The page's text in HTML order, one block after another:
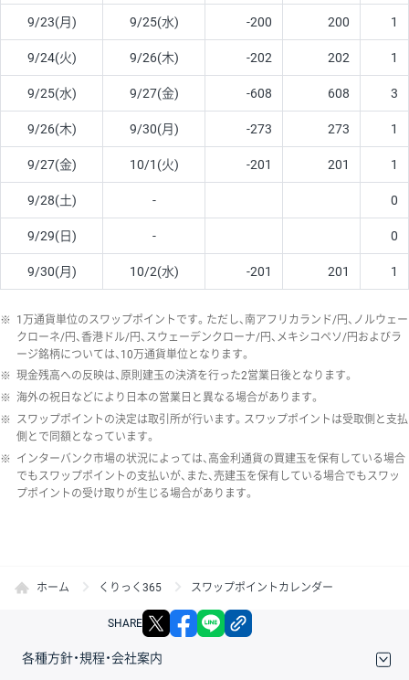
9/23(月) 9/25(水) -200 200 1
9/24(火) 9/26(木) -202 202 1
9/25(水) 9/27(金) -608 608 3
9/26(木) 9/30(月) -273 273 1
9/27(金) 10/1(火) -201 201 1
9/28(土) - 0
9/29(日) - 0
9/30(月) 10/2(水) -201 201 1
※ 1万通貨単位のスワップポイントです。ただし、南アフリカランド/円、ノルウェー
クローネ/円、香港ドル/円、スウェーデンクローナ/円、メキシコペソ/円およびラ
ージ銘柄については、10万通貨単位となります。
※ 現金残高への反映は、原則建玉の決済を行った2営業日後となります。
※ 海外の祝日などにより日本の営業日と異なる場合があります。
※ スワップポイントの決定は取引所が行います。スワップポイントは受取側と支払
側とで同額となっています。
※ インターバンク市場の状況によっては、高金利通貨の買建玉を保有している場合
でもスワップポイントの支払いが、また、売建玉を保有している場合でもスワッ
プポイントの受け取りが生じる場合があります。
ホーム くりっく365 スワップポイントカレンダー
SHARE X facebook
各種方針・規程・会社案内